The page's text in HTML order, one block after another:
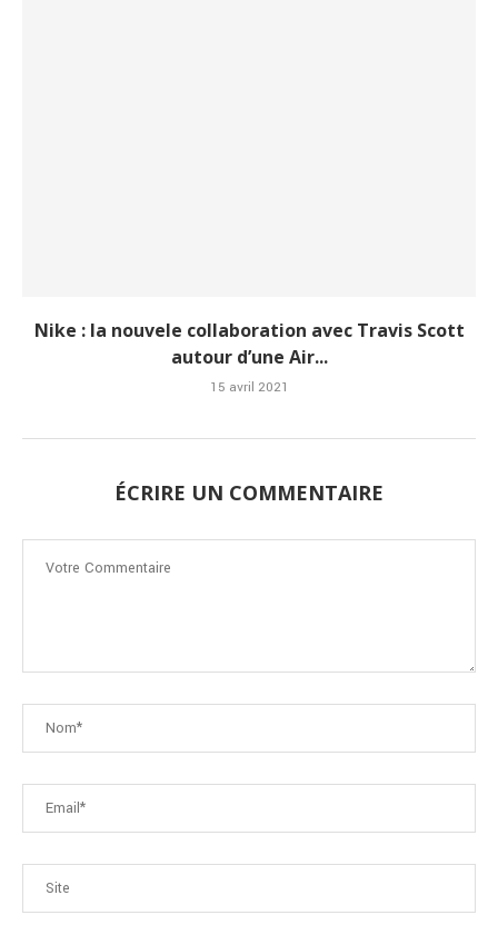
Nike : la nouvele collaboration avec Travis Scott
autour d’une Air...
15 avril 2021
ÉCRIRE UN COMMENTAIRE